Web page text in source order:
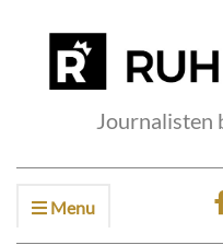
Journalisten
Menu